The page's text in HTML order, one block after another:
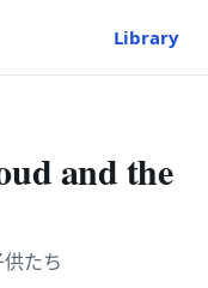
Library
and the
たち